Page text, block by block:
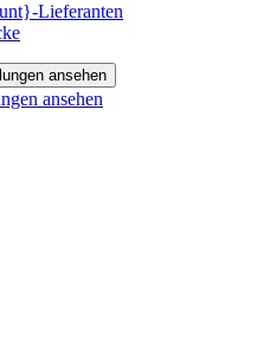
Lieferanten
ansehen
ansehen